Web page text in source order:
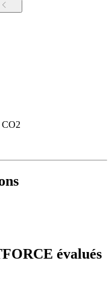
CO2
évalués